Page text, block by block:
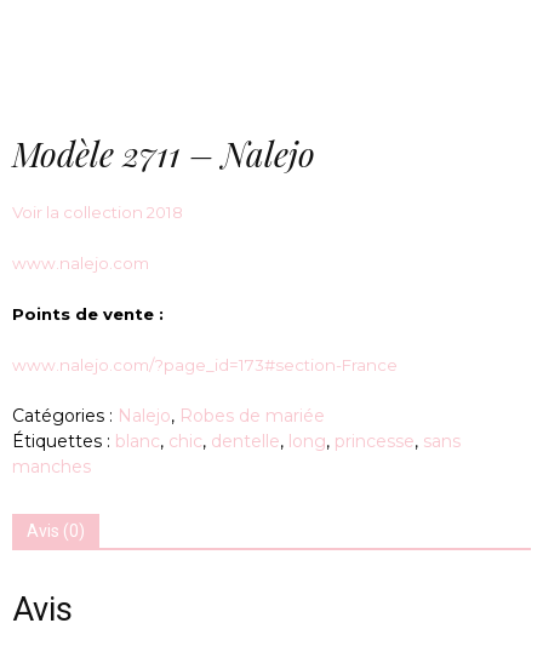
Modèle 2711 – Nalejo
Voir la collection 2018
www.nalejo.com
Points de vente :
www.nalejo.com/?page_id=173#section-France
Catégories : Nalejo, Robes de mariée
Étiquettes : blanc, chic, dentelle, long, princesse, sans
manches
Avis (0)
Avis